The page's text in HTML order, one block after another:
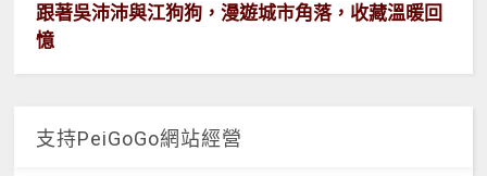
跟著吳沛沛與江狗狗，漫遊城市角落，收藏溫暖回
憶
支持PeiGoGo網站經營